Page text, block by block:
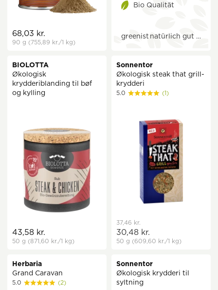
68,03 kr.
90 g (755,89 kr./1 kg)
Bio Qualität
greenist natürlich gut …
BIOLOTTA
Økologisk
krydderiblanding til bøf
og kylling
43,58 kr.
50 g (871,60 kr./1 kg)
Sonnentor
Økologisk steak that grill-
krydderi
5.0 (1)
37,46 kr.
30,48 kr.
50 g (609,60 kr./1 kg)
Herbaria
Grand Caravan
5.0 (2)
Sonnentor
Økologisk krydderi til
syltning